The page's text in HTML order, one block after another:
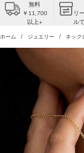
無料
￥11,700
以上+
リ
ル
ホーム ジュエリー ネック